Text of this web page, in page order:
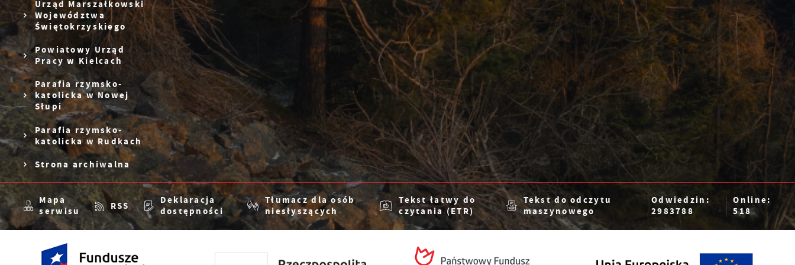
Urząd Marszałkowski
Województwa
Świętokrzyskiego
Powiatowy Urząd
Pracy w Kielcach
Parafia rzymsko-
katolicka w Nowej
Słupi
Parafia rzymsko-
katolicka w Rudkach
Strona archiwalna
Mapa
serwisu
RSS
Deklaracja
dostępności
Tłumacz dla osób
niesłyszących
Tekst łatwy do
czytania (ETR)
Tekst do odczytu
maszynowego
Odwiedzin:
2983788
Online:
518